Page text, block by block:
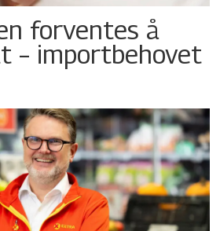
forventes å
– importbehovet